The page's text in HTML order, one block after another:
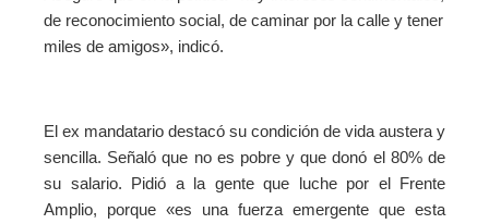
de reconocimiento social, de caminar por la calle y tener
miles de amigos», indicó.
El ex mandatario destacó su condición de vida austera y
sencilla. Señaló que no es pobre y que donó el 80% de
su salario. Pidió a la gente que luche por el Frente
Amplio, porque «es una fuerza emergente que esta